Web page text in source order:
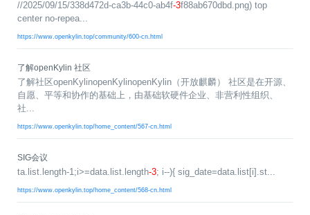
板
行
为
守
品
牌
使
指
国
际
L
A
签
署
G
介
绍
加
S
I
G
I
角
色
用
组
加
入
户
贡
献
攻
社
区
>
成
长
收
获
发
者
大
赛
活
动
共
用
户
麒
麟
杯
大
开
放
原
大
G
o
区
论
坛
邮
列
表
开
者
大
会
2
2
5
才
认
证
规
范
件
包
编
译
台
发
行
建
台
持
代
库
容
适
配
安
漏
洞
衍
发
行
与
明
软
件
架
议
贡
//2025/09/15/338d472d-ca3b-44c0-ab4f-3f88ab670dbd.png) top
center no-repea...
https://www.openkylin.top/community/600-cn.html
了解openKylin 社区
了解社区openKylinopenKylinopenKylin（开放麒麟） 社区是在开源、
自愿、平等和协作的基础上，由基础软硬件企业、非营利性组织、
社...
https://www.openkylin.top/home_content/567-cn.html
SIG会议
ta.list.length-1;i>=data.list.length-3; i--){ sig_date=data.list[i].st...
https://www.openkylin.top/home_content/568-cn.html